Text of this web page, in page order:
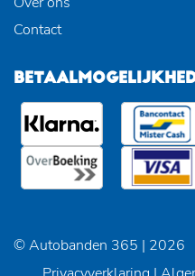
Contact
© Autobanden 365 | 2026